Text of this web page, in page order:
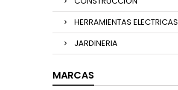
HERRAMIENTAS ELECTRICAS
JARDINERIA
MARCAS